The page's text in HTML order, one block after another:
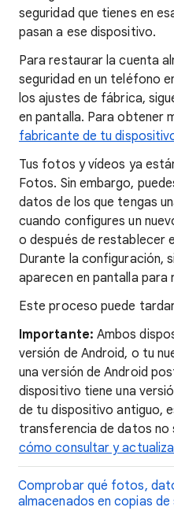
seguridad que tienes en
pasan a ese dispositivo.
Para restaurar la cuenta
seguridad en un teléfono
los ajustes de fábrica,
en pantalla. Para obtener
fabricante de tu
Tus fotos y vídeos ya
Fotos. Sin embargo,
datos de los que tengas
cuando configures un
o después de restablecer
Durante la configuración,
aparecen en pantalla
Este proceso puede
Importante: Ambos
versión de Android, o tu
una versión de Android
dispositivo tiene una
de tu dispositivo antiguo,
transferencia de datos no
cómo consultar y
Comprobar qué fotos,
almacenados en copias de